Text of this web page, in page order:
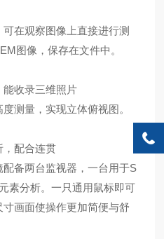
在观察图像上直接进行测
图像，保存在文件中。
收录三维照片
量，实现立体俯视图。
配合连贯
备两台监视器，一台用于S
素分析。一只通用鼠标即可
画面使操作更加简便与舒